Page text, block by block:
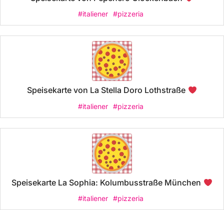
#italiener #pizzeria
Speisekarte von La Stella Doro Lothstraße
#italiener #pizzeria
Speisekarte La Sophia: Kolumbusstraße München
#italiener #pizzeria